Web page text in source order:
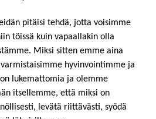
pitäisi tehdä, jotta voisimme
töissä kuin vapaallakin olla
Miksi sitten emme aina
hyvinvointimme ja
on lukemattomia ja olemme
itsellemme, että miksi on
levätä riittävästi, syödä